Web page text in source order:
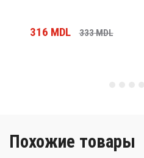
316 MDL 333MDL
Похожие товары